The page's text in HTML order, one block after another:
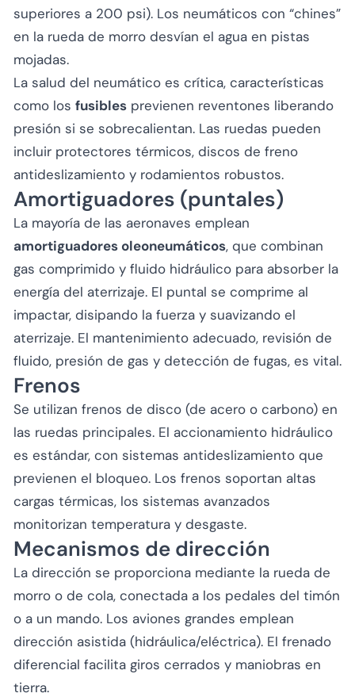
superiores a 200 psi). Los neumáticos con “chines”
en la rueda de morro desvían el agua en pistas
mojadas.
La salud del neumático es crítica, características
como los fusibles previenen reventones liberando
presión si se sobrecalientan. Las ruedas pueden
incluir protectores térmicos, discos de freno
antideslizamiento y rodamientos robustos.
Amortiguadores (puntales)
La mayoría de las aeronaves emplean
amortiguadores oleoneumáticos, que combinan
gas comprimido y fluido hidráulico para absorber la
energía del aterrizaje. El puntal se comprime al
impactar, disipando la fuerza y suavizando el
aterrizaje. El mantenimiento adecuado, revisión de
fluido, presión de gas y detección de fugas, es vital.
Frenos
Se utilizan frenos de disco (de acero o carbono) en
las ruedas principales. El accionamiento hidráulico
es estándar, con sistemas antideslizamiento que
previenen el bloqueo. Los frenos soportan altas
cargas térmicas, los sistemas avanzados
monitorizan temperatura y desgaste.
Mecanismos de dirección
La dirección se proporciona mediante la rueda de
morro o de cola, conectada a los pedales del timón
o a un mando. Los aviones grandes emplean
dirección asistida (hidráulica/eléctrica). El frenado
diferencial facilita giros cerrados y maniobras en
tierra.